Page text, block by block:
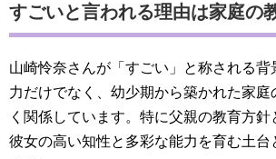
すごいと言われる理由は家庭の
山崎怜奈さんが「すごい」と称される背
力だけでなく、幼少期から築かれた家庭
く関係しています。特に父親の教育方針
彼女の高い知性と多彩な能力を育む土台